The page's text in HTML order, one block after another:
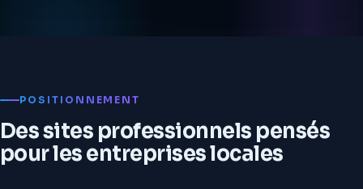
POSITIONNEMENT
Des sites professionnels pensés
pour les entreprises locales